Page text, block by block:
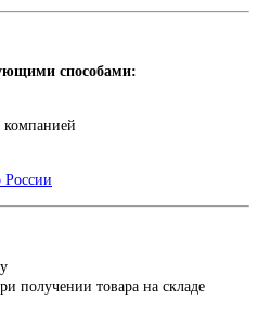
способами:
компанией
России
получении товара на складе